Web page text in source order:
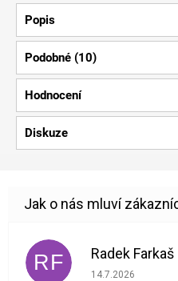
Popis
Podobné (10)
Hodnocení
Diskuze
RF Radek Farkaš
Hodnocení
14.7.2026